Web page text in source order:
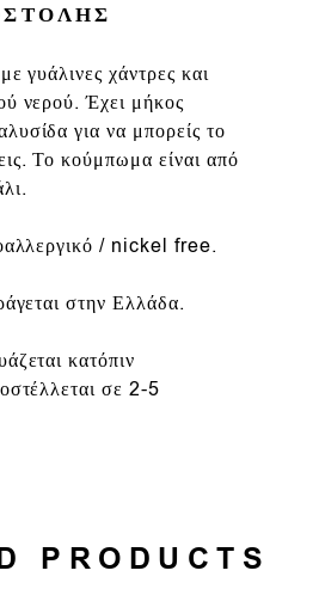
γυάλινες χάντρες και
νερού. Έχει μήκος
για να μπορείς το
Το κούμπωμα είναι από
/ nickel free.
στην Ελλάδα.
κατόπιν
σε 2-5
PRODUCTS